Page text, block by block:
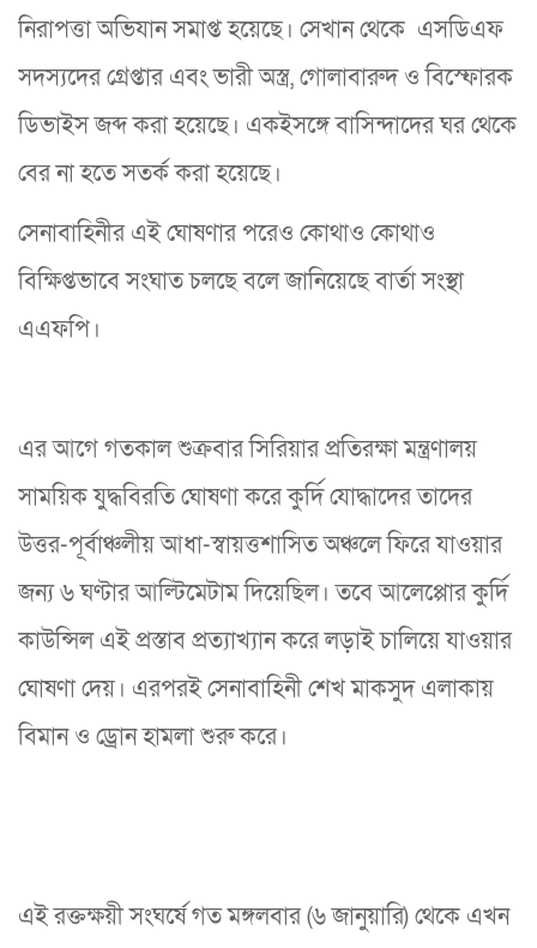
নিরাপত্তা অভিযান সমাপ্ত হয়েছে। সেখান থেকে এসডিএফ
সদস্যদের গ্রেপ্তার এবং ভারী অস্ত্র, গোলাবারুদ ও বিস্ফোরক
ডিভাইস জব্দ করা হয়েছে। একইসঙ্গে বাসিন্দাদের ঘর থেকে
বের না হতে সতর্ক করা হয়েছে।
সেনাবাহিনীর এই ঘোষণার পরেও কোথাও কোথাও
বিক্ষিপ্তভাবে সংঘাত চলছে বলে জানিয়েছে বার্তা সংস্থা
এএফপি।
এর আগে গতকাল শুক্রবার সিরিয়ার প্রতিরক্ষা মন্ত্রণালয়
সাময়িক যুদ্ধবিরতি ঘোষণা করে কুর্দি যোদ্ধাদের তাদের
উত্তর-পূর্বাঞ্চলীয় আধা-স্বায়ত্তশাসিত অঞ্চলে ফিরে যাওয়ার
জন্য ৬ ঘণ্টার আল্টিমেটাম দিয়েছিল। তবে আলেপ্পোর কুর্দি
কাউন্সিল এই প্রস্তাব প্রত্যাখ্যান করে লড়াই চালিয়ে যাওয়ার
ঘোষণা দেয়। এরপরই সেনাবাহিনী শেখ মাকসুদ এলাকায়
বিমান ও ড্রোন হামলা শুরু করে।
এই রক্তক্ষয়ী সংঘর্ষে গত মঙ্গলবার (৬ জানুয়ারি) থেকে এখন